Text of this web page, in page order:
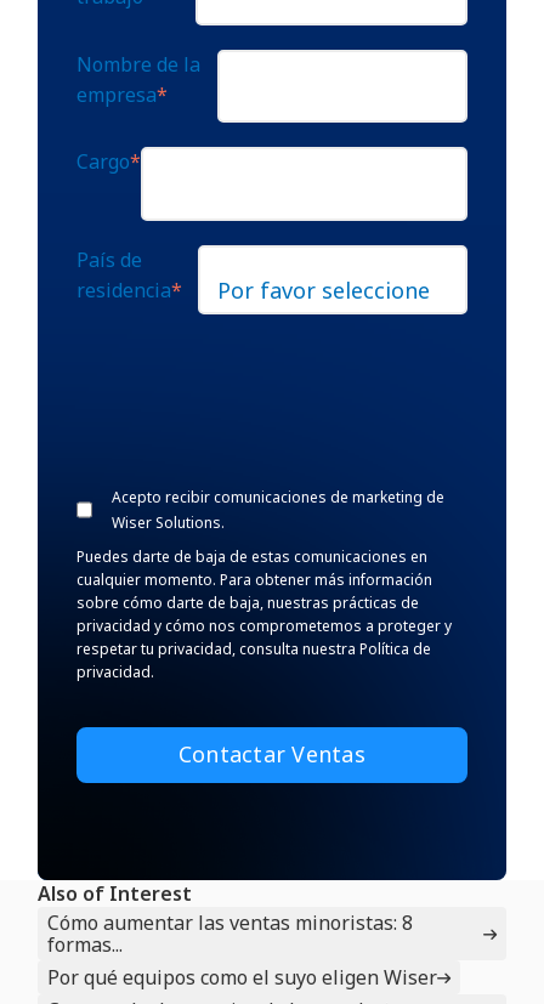
Nombre de la
empresa*
Cargo*
País de
residencia*
Acepto recibir comunicaciones de marketing de
Wiser Solutions.
Puedes darte de baja de estas comunicaciones en
cualquier momento. Para obtener más información
sobre cómo darte de baja, nuestras prácticas de
privacidad y cómo nos comprometemos a proteger y
respetar tu privacidad, consulta nuestra Política de
privacidad.
Also of Interest
Cómo aumentar las ventas minoristas: 8
formas...
Por qué equipos como el suyo eligen Wiser